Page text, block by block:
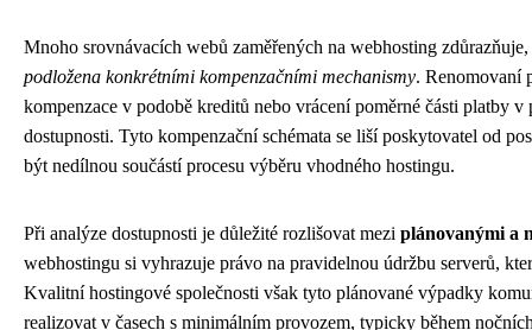
Mnoho srovnávacích webů zaměřených na webhosting
podložena konkrétními kompenzačními mechanismy. Renomovaní
kompenzace v podobě kreditů nebo vrácení poměrné části platby v
dostupnosti. Tyto kompenzační schémata se liší poskytovatel od
být nedílnou součástí procesu výběru vhodného hostingu.
Při analýze dostupnosti je důležité rozlišovat mezi plánovanými a
webhostingu si vyhrazuje právo na pravidelnou údržbu serverů,
Kvalitní hostingové společnosti však tyto plánované výpadky
realizovat v časech s minimálním provozem, typicky během